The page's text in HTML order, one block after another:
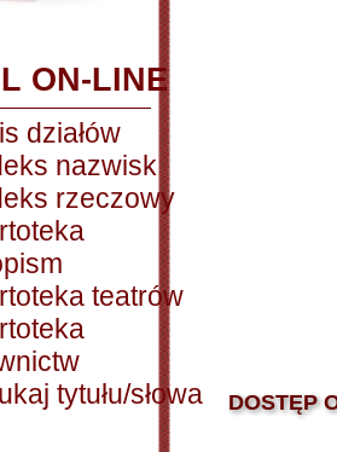
ON-LINE
działów
nazwisk
rzeczowy
teatrów
tytułu/słowa
DOSTĘP